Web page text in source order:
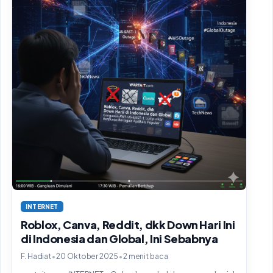
INTERNET
Roblox, Canva, Reddit, dkk Down Hari Ini
di Indonesia dan Global, Ini Sebabnya
F. Hadiat•20 Oktober 2025 •2 menit baca